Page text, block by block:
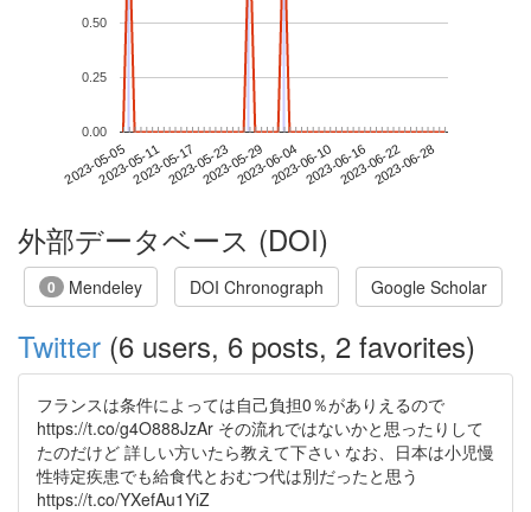
2023-05-052023-05-112023-05-172023-05-232023-05-292023-06-042023-06-102023-06-162023-06-222023-06-28
0.00
0.25
0.50
外部データベース (DOI)
0 Mendeley DOI Chronograph Google Scholar
Twitter (6 users, 6 posts, 2 favorites)
フランスは条件によっては自己負担0％がありえるので
https://t.co/g4O888JzAr その流れではないかと思ったりして
たのだけど 詳しい方いたら教えて下さい なお、日本は小児慢
性特定疾患でも給食代とおむつ代は別だったと思う
https://t.co/YXefAu1YiZ